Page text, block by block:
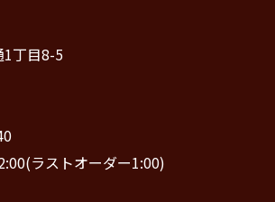
1丁目8-5
ラストオーダー1:00)